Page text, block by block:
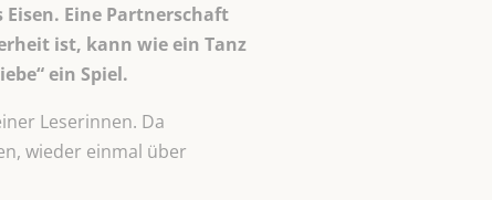
Eine Partnerschaft
ist, kann wie ein Tanz
ein Spiel.
Leserinnen. Da
wieder einmal über